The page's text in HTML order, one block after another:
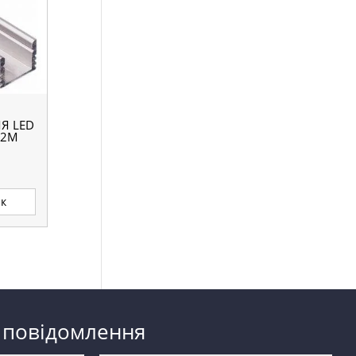
LED